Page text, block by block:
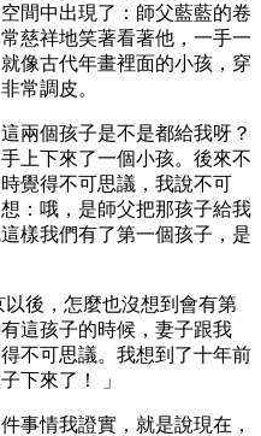
間中出現了：師父藍藍的卷
慈祥地笑著看著他，一手一
像古代年畫裡面的小孩，穿
常調皮。
兩個孩子是不是都給我呀？
上下來了一個小孩。後來不
覺得不可思議，我說不可
：哦，是師父把那孩子給我
樣我們有了第一個孩子，是
後，怎麼也沒想到會有第
這孩子的時候，妻子跟我
不可思議。我想到了十年前
下來了！ 」
事情我證實，就是說現在，